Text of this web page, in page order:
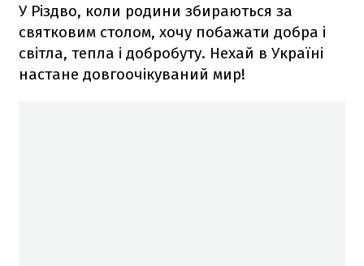
У Різдво, коли родини збираються за
святковим столом, хочу побажати добра і
світла, тепла і добробуту. Нехай в Україні
настане довгоочікуваний мир!